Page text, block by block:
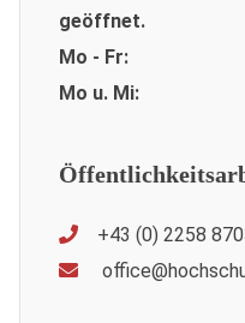
geöffnet.
Mo - Fr:
Mo u. Mi:
+43 (0) 2258